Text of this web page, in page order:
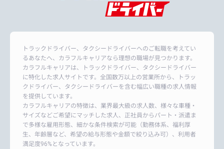
トラックドライバー、タクシードライバーへのご転職を考えてい
るあなたへ、カラフルキャリアなら理想の職場が見つかります。
カラフルキャリアは、トラックドライバー、タクシードライバー
に特化した求人サイトです。全国数万以上の営業所から、トラッ
クドライバー、タクシードライバーを含む幅広い職種の求人情報
を提供しています。
カラフルキャリアの特徴は、業界最大級の求人数、様々な車種・
サイズなどご希望にマッチした求人、正社員からパート・派遣ま
で多様な雇用形態、細かな条件検索が可能（勤務体系、福利厚
生、年齢層など、希望の給与形態や金額で絞り込み可）、利用者
満足度96%となっています。